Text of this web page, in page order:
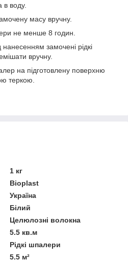
в воду.
масу вручну.
не менше 8 годин.
замочені рідкі
вручну.
на підготовлену поверхню
теркою.
1 кг
Bioplast
Україна
Білий
Целюлозні волокна
5.5 кв.м
Рідкі шпалери
5.5 м²